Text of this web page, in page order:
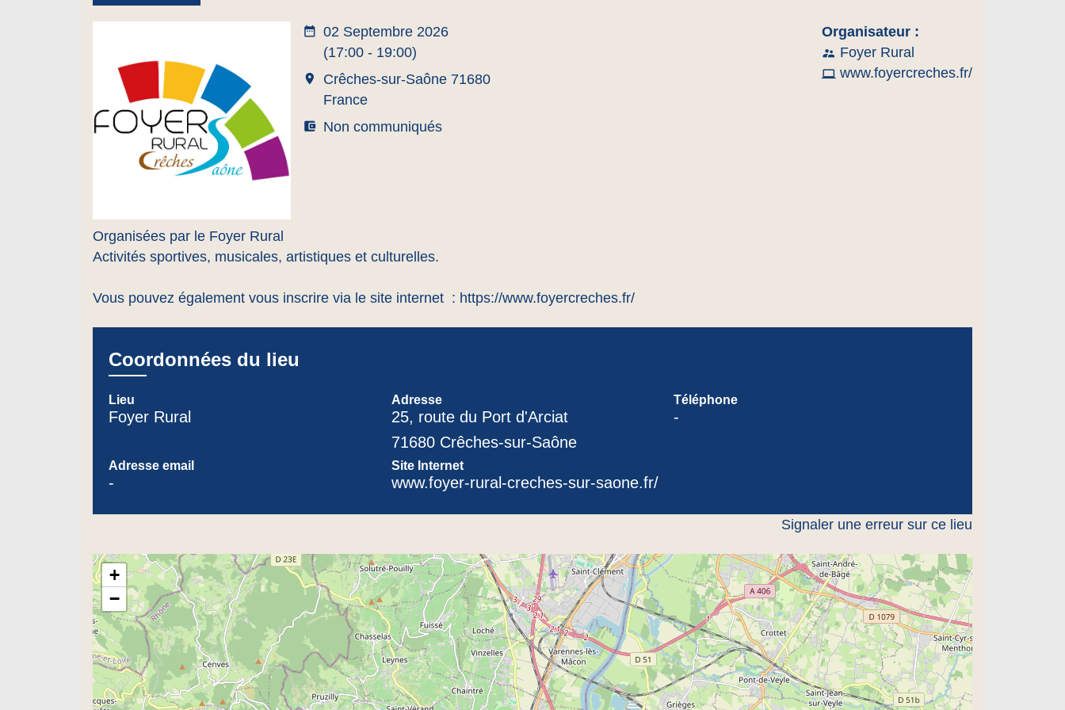
date_range 02 Septembre 2026
(17:00 - 19:00)
room
Crêches-sur-Saône 71680
France
account_balance_wallet Non communiqués
Organisateur :
supervisor_account Foyer Rural
computer www.foyercreches.fr/
Organisées par le Foyer Rural
Activités sportives, musicales, artistiques et culturelles.
Vous pouvez également vous inscrire via le site internet : https://www.foyercreches.fr/
Coordonnées du lieu
Lieu
Foyer Rural
Adresse
25, route du Port d'Arciat
71680 Crêches-sur-Saône
Téléphone
-
Adresse email
-
Site Internet
www.foyer-rural-creches-sur-saone.fr/
Signaler une erreur sur ce lieu
+
−